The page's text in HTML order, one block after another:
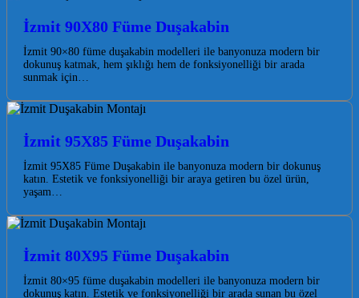
İzmit 90X80 Füme Duşakabin
İzmit 90×80 füme duşakabin modelleri ile banyonuza modern bir
dokunuş katmak, hem şıklığı hem de fonksiyonelliği bir arada
sunmak için…
İzmit 95X85 Füme Duşakabin
İzmit 95X85 Füme Duşakabin ile banyonuza modern bir dokunuş
katın. Estetik ve fonksiyonelliği bir araya getiren bu özel ürün,
yaşam…
İzmit 80X95 Füme Duşakabin
İzmit 80×95 füme duşakabin modelleri ile banyonuza modern bir
dokunuş katın. Estetik ve fonksiyonelliği bir arada sunan bu özel